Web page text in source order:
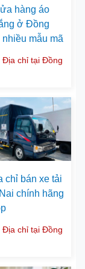
hàng áo
ở Đồng
nhiều mẫu mã
Địa chỉ tại Đồng
chỉ bán xe tải
chính hãng
Địa chỉ tại Đồng